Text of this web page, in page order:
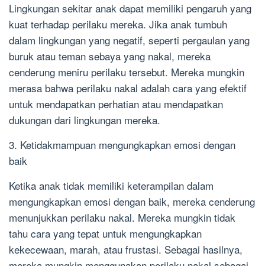
Lingkungan sekitar anak dapat memiliki pengaruh yang
kuat terhadap perilaku mereka. Jika anak tumbuh
dalam lingkungan yang negatif, seperti pergaulan yang
buruk atau teman sebaya yang nakal, mereka
cenderung meniru perilaku tersebut. Mereka mungkin
merasa bahwa perilaku nakal adalah cara yang efektif
untuk mendapatkan perhatian atau mendapatkan
dukungan dari lingkungan mereka.
3. Ketidakmampuan mengungkapkan emosi dengan
baik
Ketika anak tidak memiliki keterampilan dalam
mengungkapkan emosi dengan baik, mereka cenderung
menunjukkan perilaku nakal. Mereka mungkin tidak
tahu cara yang tepat untuk mengungkapkan
kekecewaan, marah, atau frustasi. Sebagai hasilnya,